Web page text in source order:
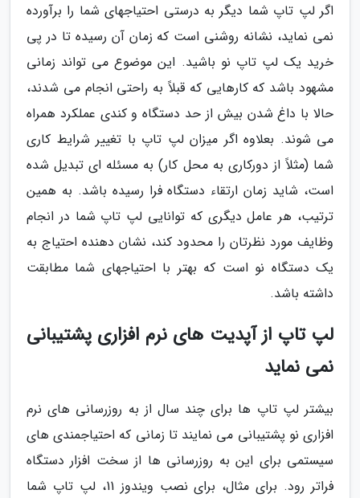
اگر لپ تاپ شما دیگر به درستی احتیاجهای شما را برآورده
نمی نماید، نشانه روشنی است که زمان آن رسیده تا در پی
خرید یک لپ تاپ نو باشید. این موضوع می تواند زمانی
مشهود باشد که کارهایی که قبلاً به راحتی انجام می شدند،
حالا با داغ شدن بیش از حد دستگاه و کندی عملکرد همراه
می شوند. بعلاوه اگر میزان لپ تاپ با تغییر شرایط کاری
شما (مثلاً از دورکاری به محل کار) به مسئله ای تبدیل شده
است، شاید زمان ارتقاء دستگاه فرا رسیده باشد. به همین
ترتیب، هر عامل دیگری که توانایی لپ تاپ شما در انجام
وظایف مورد نظرتان را محدود کند، نشان دهنده احتیاج به
یک دستگاه نو است که بهتر با احتیاجهای شما مطابقت
داشته باشد.
لپ تاپ از آپدیت های نرم افزاری پشتیبانی
نمی نماید
بیشتر لپ تاپ ها برای چند سال از به روزرسانی های نرم
افزاری نو پشتیبانی می نمایند تا زمانی که احتیاجمندی های
سیستمی برای این به روزرسانی ها از سخت افزار دستگاه
فراتر رود. برای مثال، برای نصب ویندوز 11، لپ تاپ شما